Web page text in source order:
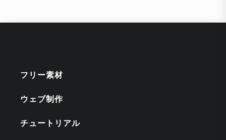
フリー素材
ウェブ制作
チュートリアル